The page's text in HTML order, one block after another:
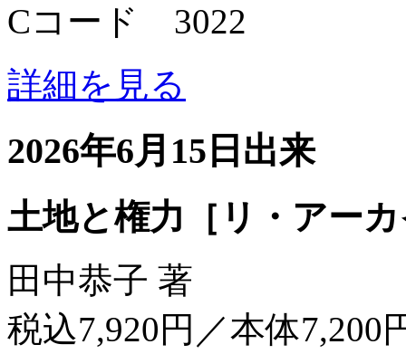
Cコード 3022
詳細を見る
2026年6月15日出来
土地と権力［リ・アー
田中恭子 著
税込7,920円／本体7,200